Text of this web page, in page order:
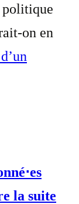
politique
on en
la suite